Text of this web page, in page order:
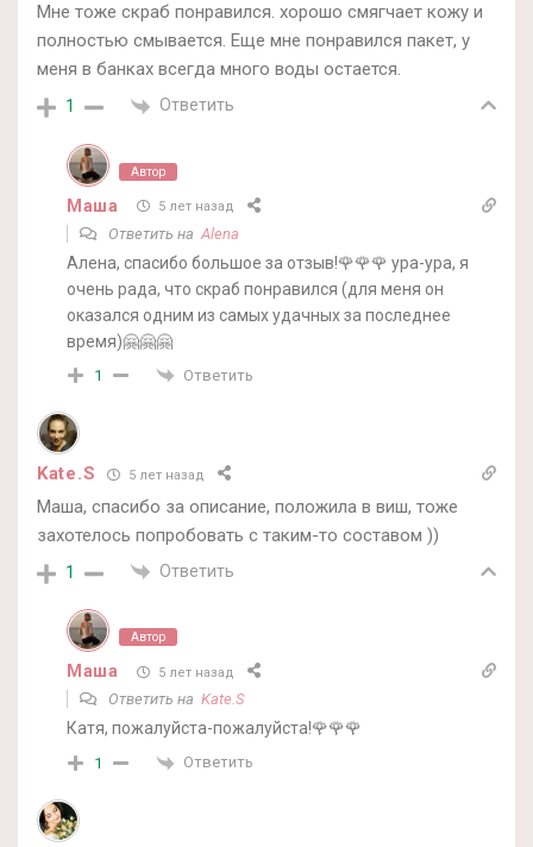
Мне тоже скраб понравился. хорошо смягчает кожу и
полностью смывается. Еще мне понравился пакет, у
меня в банках всегда много воды остается.
1 Ответить
Автор
Маша 5 лет назад
Ответить на Alena
Алена, спасибо большое за отзыв!🌹🌹🌹 ура-ура, я
очень рада, что скраб понравился (для меня он
оказался одним из самых удачных за последнее
время)🤗🤗🤗
1 Ответить
Kate.S 5 лет назад
Маша, спасибо за описание, положила в виш, тоже
захотелось попробовать с таким-то составом ))
1 Ответить
Автор
Маша 5 лет назад
Ответить на Kate.S
Катя, пожалуйста-пожалуйста!🌹🌹🌹
1 Ответить